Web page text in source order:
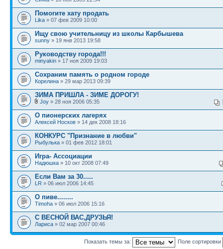
Помогите хату продать
Lika » 07 фев 2009 10:00
Ищу свою учительницу из школы Карбышева
sunny » 19 янв 2013 19:58
Руководству города!!!
minyakin » 17 ноя 2009 19:03
Сохраним память о родном городе
Корелина » 29 мар 2013 09:39
ЗИМА ПРИШЛА - ЗИМЕ ДОРОГУ!
Joy » 28 ноя 2006 05:35
О пионерских лагерях
Алексей Носков » 14 дек 2008 18:16
КОНКУРС "Признание в любви"
Рыбулька » 01 фев 2012 18:01
Игра- Ассоциации
Надюшка » 10 окт 2008 07:49
Если Вам за 30.....
LR » 06 июл 2006 14:45
О пиве........
Timoha » 06 июл 2006 15:16
С ВЕСНОЙ ВАС,ДРУЗЬЯ!
Лариса » 02 мар 2007 00:46
Показать темы за: Поле сортировки